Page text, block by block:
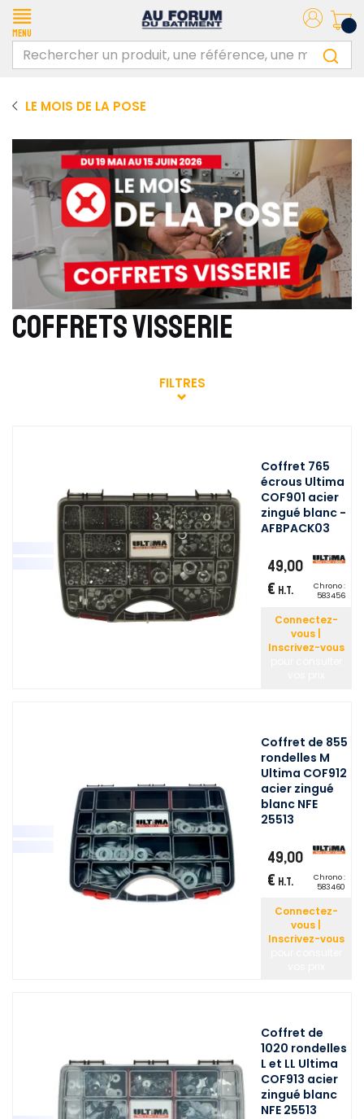
Menu
LE MOIS DE LA POSE
COFFRETS VISSERIE
FILTRES
Coffret 765
écrous Ultima
COF901 acier
zingué blanc -
AFBPACK03
49,00
€ H.T.
Chrono :
583456
Connectez-
vous |
Inscrivez-vous
Coffret de 855
rondelles M
Ultima COF912
acier zingué
blanc NFE
25513
49,00
€ H.T.
Chrono :
583460
Connectez-
vous |
Inscrivez-vous
Coffret de
1020 rondelles
L et LL Ultima
COF913 acier
zingué blanc
NFE 25513